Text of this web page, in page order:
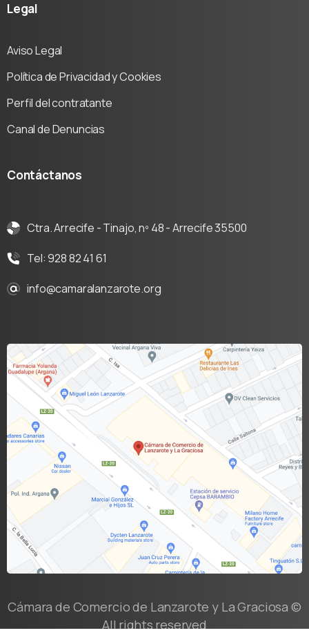
Legal
Aviso Legal
Política de Privacidad y Cookies
Perfil del contratante
Canal de Denuncias
Contáctanos
Ctra. Arrecife - Tinajo, nº 48 - Arrecife 35500
Tel: 928 82 41 61
info@camaralanzarote.org
Cámara de Comercio de Lanzarote y La Graciosa ©
All rights reserved